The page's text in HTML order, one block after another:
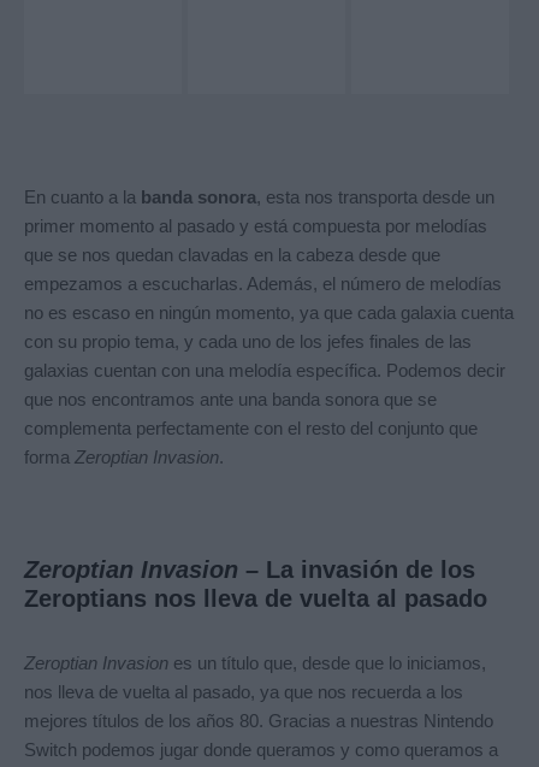
En cuanto a la banda sonora, esta nos transporta desde un
primer momento al pasado y está compuesta por melodías
que se nos quedan clavadas en la cabeza desde que
empezamos a escucharlas. Además, el número de melodías
no es escaso en ningún momento, ya que cada galaxia cuenta
con su propio tema, y cada uno de los jefes finales de las
galaxias cuentan con una melodía específica. Podemos decir
que nos encontramos ante una banda sonora que se
complementa perfectamente con el resto del conjunto que
forma Zeroptian Invasion.
Zeroptian Invasion – La invasión de los
Zeroptians nos lleva de vuelta al pasado
Zeroptian Invasion es un título que, desde que lo iniciamos,
nos lleva de vuelta al pasado, ya que nos recuerda a los
mejores títulos de los años 80. Gracias a nuestras Nintendo
Switch podemos jugar donde queramos y como queramos a